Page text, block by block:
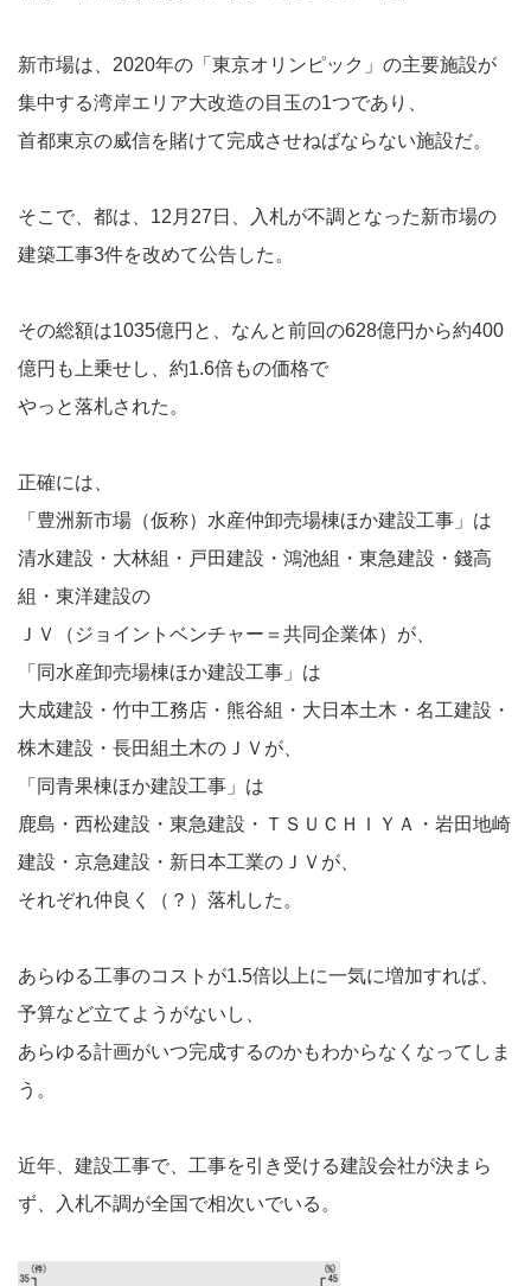
新市場は、2020年の「東京オリンピック」の主要施設が
集中する湾岸エリア大改造の目玉の1つであり、
首都東京の威信を賭けて完成させねばならない施設だ。
そこで、都は、12月27日、入札が不調となった新市場の
建築工事3件を改めて公告した。
その総額は1035億円と、なんと前回の628億円から約400
億円も上乗せし、約1.6倍もの価格で
やっと落札された。
正確には、
「豊洲新市場（仮称）水産仲卸売場棟ほか建設工事」は
清水建設・大林組・戸田建設・鴻池組・東急建設・錢高
組・東洋建設の
ＪＶ（ジョイントベンチャー＝共同企業体）が、
「同水産卸売場棟ほか建設工事」は
大成建設・竹中工務店・熊谷組・大日本土木・名工建設・
株木建設・長田組土木のＪＶが、
「同青果棟ほか建設工事」は
鹿島・西松建設・東急建設・ＴＳＵＣＨＩＹＡ・岩田地崎
建設・京急建設・新日本工業のＪＶが、
それぞれ仲良く（？）落札した。
あらゆる工事のコストが1.5倍以上に一気に増加すれば、
予算など立てようがないし、
あらゆる計画がいつ完成するのかもわからなくなってしま
う。
近年、建設工事で、工事を引き受ける建設会社が決まら
ず、入札不調が全国で相次いでいる。